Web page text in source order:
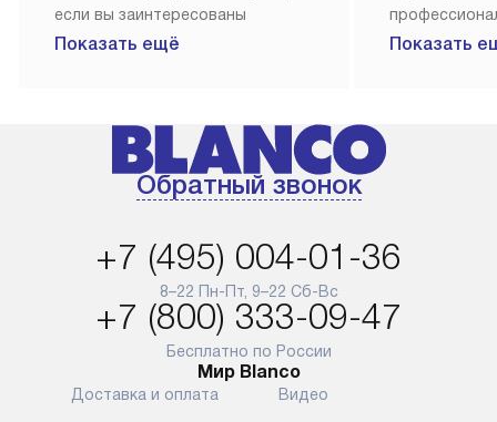
если вы заинтересованы
в товаре, который доступен
менеджером на сайте. Товары
с особым лейблом
доставляются бесплатно
аксессуаров не предусмотрена.
Для доставки в другие регионы
мы используем услуги
транспортной компании.
Уточняйте все условия доставки
у нашего менеджера при
Показать ещё
Наш сервис
возможные
Готовые
Показать
Обратный звонок
+7 (495) 004-01-36
8–22 Пн-Пт, 9–22 Сб-Вс
+7 (800) 333-09-47
Бесплатно по России
Мир Blanco
Доставка и оплата
Видео